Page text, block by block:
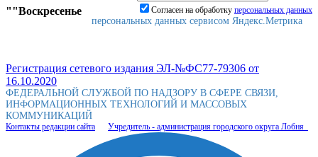
""Воскресенье Согласен на обработку персональныx данных
персональных данных сервисом Яндекс.Метрика
Регистрация сетевого издания ЭЛ-№ФС77-79306 от
16.10.2020
ФЕДЕРАЛЬНОЙ СЛУЖБОЙ ПО НАДЗОРУ В СФЕРЕ СВЯЗИ,
ИНФОРМАЦИОННЫХ ТЕХНОЛОГИЙ И МАССОВЫХ
КОММУНИКАЦИЙ
Контакты редакции сайта Учредитель - администрация городского округа Лобня